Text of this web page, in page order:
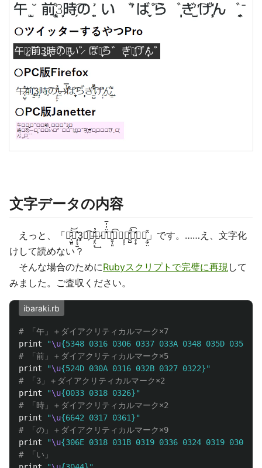
文字データの内容
えっと、「午̷̖̺͈̆͛͝前̧̢̖̫̊3̘̦時̗͡の̶̛̘̙̤̙̌̉͢い̷゙̊̈̓̓̅ば̬̬̩͈̊͡ら゙̜̩̹ぎ̫̺̓ͣ̕͡げ̧̛̩̞̽ん゙̨̼̗̤̂̄」です。……え、文字化
けして読めない？
そんな場合のためにRubyスクリプトで完璧に再現して
みました。ご査収ください。
ibaraki.rb
# 「午」＋ダイアクリティカルマーク×7
print
"\u{5348 0316 0306 0337 033A 0348 035D 035B}"
# 「前」＋ダイアクリティカルマーク×5
print
"\u{524D 030A 0316 032B 0327 0322}"
# 「3」＋ダイアクリティカルマーク×2
print
"\u{0033 0318 0326}"
# 「時」＋ダイアクリティカルマーク×2
print
"\u{6642 0317 0361}"
# 「の」＋ダイアクリティカルマーク×9
print
"\u{306E 0318 031B 0319 0336 0324 0319 030C
# 「い」